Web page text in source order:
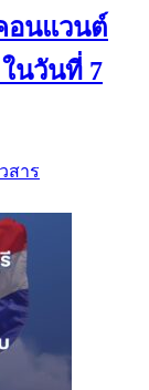
อนแวนต์
นวันที่ 7
สาร